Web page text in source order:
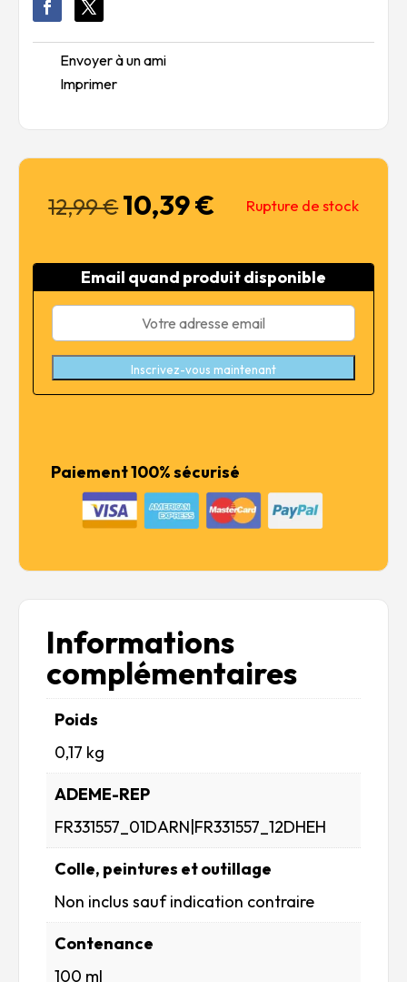
Envoyer à un ami
Imprimer
12,99€Le
prix
était :
12,99 €.
10,39€
est :
10,39 €.
Rupture de stock
Email quand produit disponible
Inscrivez-vous maintenant
Paiement 100% sécurisé
Informations
complémentaires
Poids
0,17 kg
ADEME-REP
FR331557_01DARN|FR331557_12DHEH
Colle, peintures et outillage
Non inclus sauf indication contraire
Contenance
100 ml